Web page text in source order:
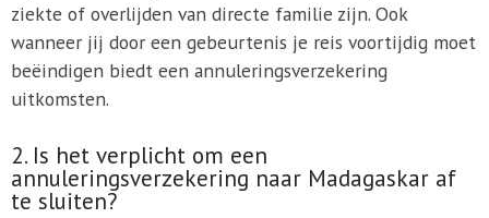
ziekte of overlijden van directe familie zijn. Ook
wanneer jij door een gebeurtenis je reis voortijdig moet
beëindigen biedt een annuleringsverzekering
uitkomsten.
2. Is het verplicht om een
annuleringsverzekering naar Madagaskar af
te sluiten?